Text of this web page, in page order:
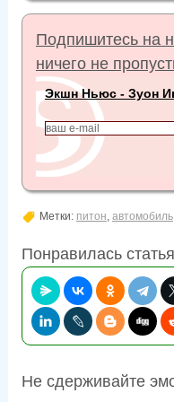
Подпишитесь на
ничего не
Экшн Ньюс - Зуон
Метки: питон автомобиль,
Понравилась
Не сдерживайте